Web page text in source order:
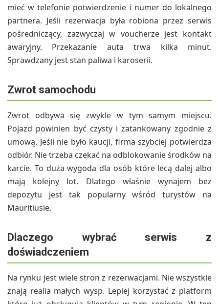
mieć w telefonie potwierdzenie i numer do lokalnego
partnera. Jeśli rezerwacja była robiona przez serwis
pośredniczący, zazwyczaj w voucherze jest kontakt
awaryjny. Przekazanie auta trwa kilka minut.
Sprawdzany jest stan paliwa i karoserii.
Zwrot samochodu
Zwrot odbywa się zwykle w tym samym miejscu.
Pojazd powinien być czysty i zatankowany zgodnie z
umową. Jeśli nie było kaucji, firma szybciej potwierdza
odbiór. Nie trzeba czekać na odblokowanie środków na
karcie. To duża wygoda dla osób które lecą dalej albo
mają kolejny lot. Dlatego właśnie wynajem bez
depozytu jest tak popularny wśród turystów na
Mauritiusie.
Dlaczego wybrać serwis z
doświadczeniem
Na rynku jest wiele stron z rezerwacjami. Nie wszystkie
znają realia małych wysp. Lepiej korzystać z platform